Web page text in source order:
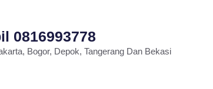
0816993778
Bogor, Depok, Tangerang Dan Bekasi